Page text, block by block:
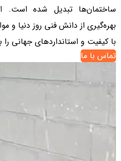
ساختمان‌ها تبدیل شده است.
بهره‌گیری از دانش فنی روز دنیا و
با کیفیت و استانداردهای جهانی را
تماس با ما